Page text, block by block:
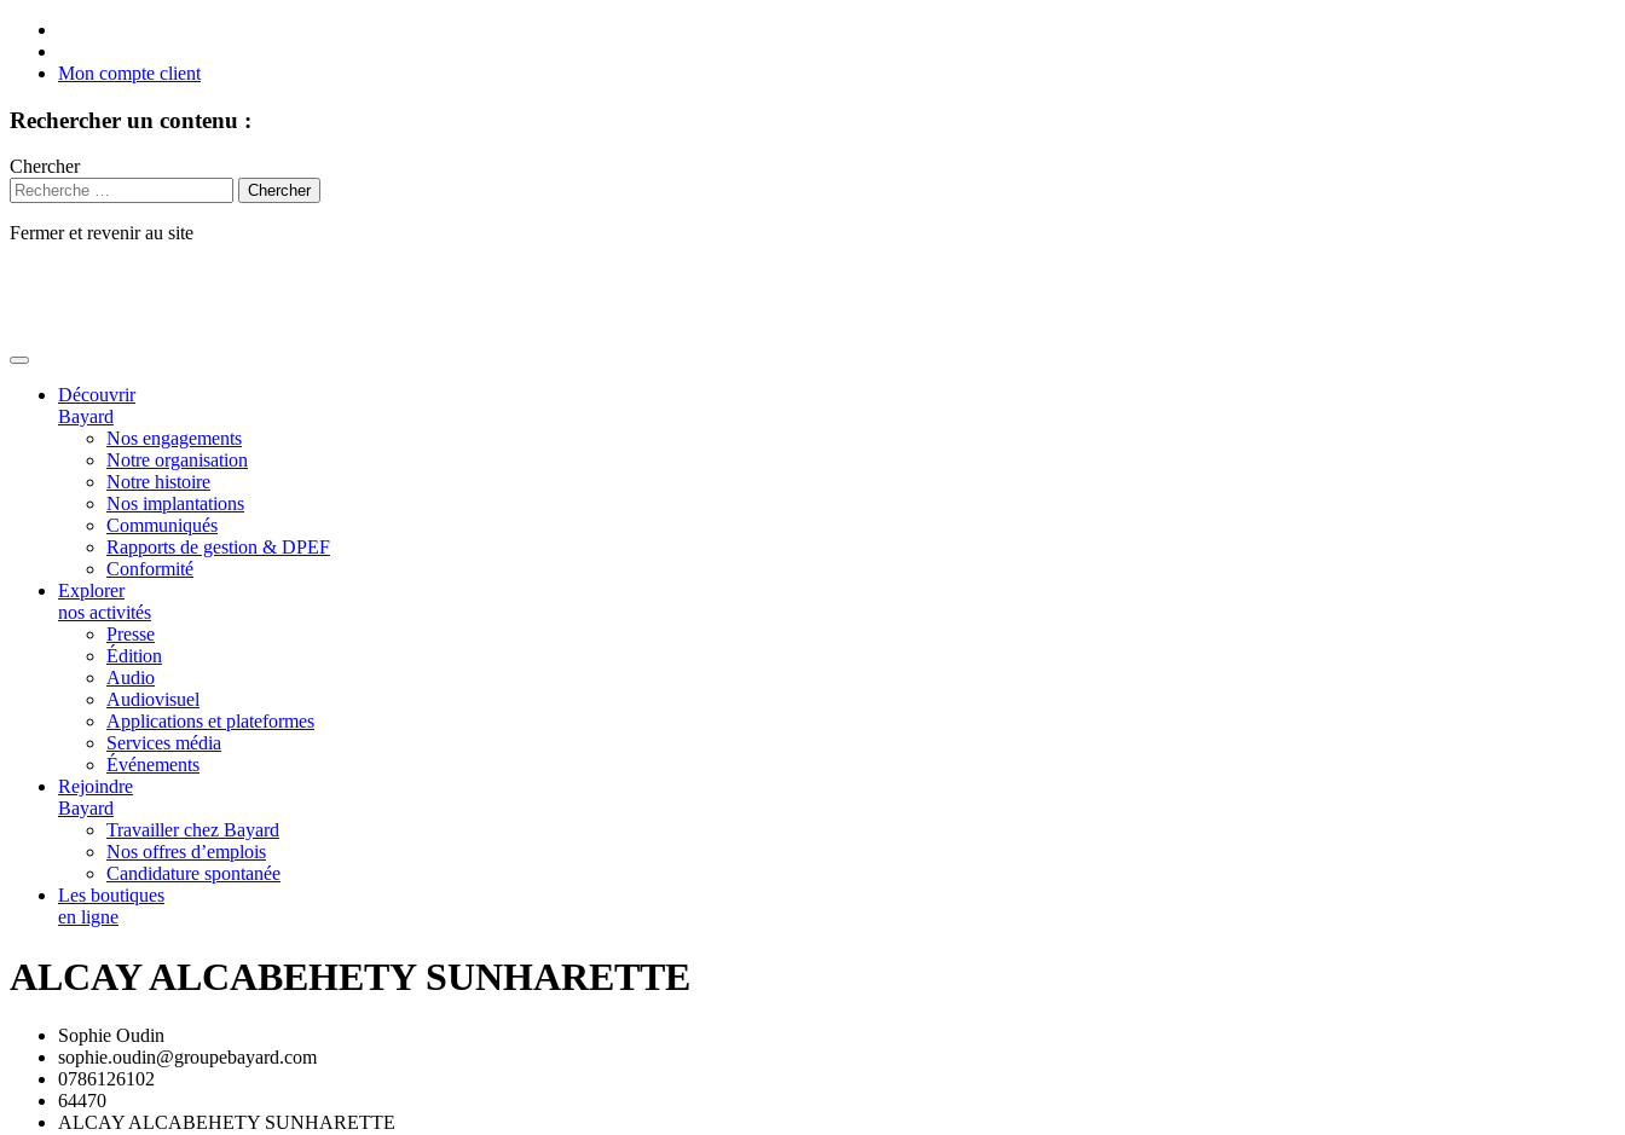
Mon compte client
Rechercher un contenu :
Chercher
Fermer et revenir au site
Découvrir
Bayard
Nos engagements
Notre organisation
Notre histoire
Nos implantations
Communiqués
Rapports de gestion & DPEF
Conformité
Explorer
nos activités
Presse
Édition
Audio
Audiovisuel
Applications et plateformes
Services média
Événements
Rejoindre
Bayard
Travailler chez Bayard
Nos offres d’emplois
Candidature spontanée
Les boutiques
en ligne
ALCAY ALCABEHETY SUNHARETTE
Sophie Oudin
sophie.oudin@groupebayard.com
0786126102
64470
ALCAY ALCABEHETY SUNHARETTE